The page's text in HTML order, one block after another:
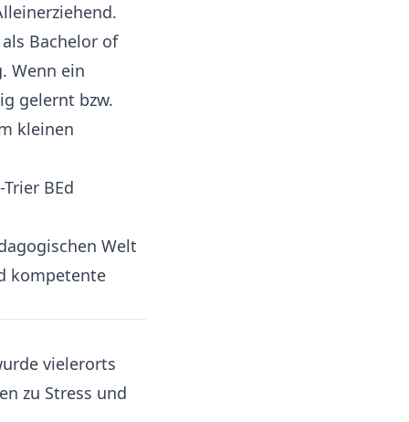
Bachelor of
Wenn ein
gelernt bzw.
kleinen
BEd
Welt
kompetente
vielerorts
zu Stress und